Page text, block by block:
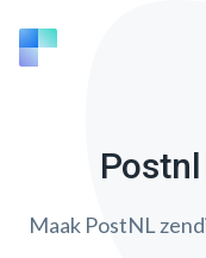
Maak PostNL